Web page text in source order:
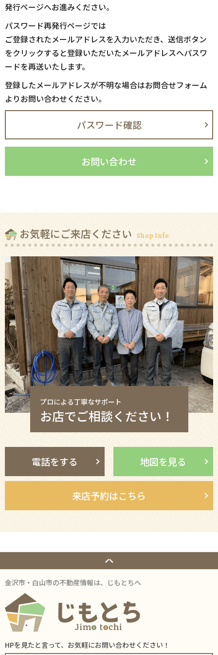
発行ページへお進みください。
パスワード再発行ページでは
ご登録されたメールアドレスを入力いただき、送信ボタン
をクリックすると登録いただいたメールアドレスへパスワ
ードを再送いたします。
登録したメールアドレスが不明な場合はお問合せフォーム
よりお問い合わせください。
パスワード確認
お問い合わせ
お気軽にご来店ください Shop Info
プロによる丁寧なサポート
お店でご相談ください！
電話をする 地図を見る
来店予約はこちら
金沢市・白山市の不動産情報は、じもとちへ
HPを見たと言って、お気軽にお問い合わせください！